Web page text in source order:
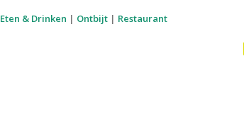
Eten & Drinken | Ontbijt | Restaurant